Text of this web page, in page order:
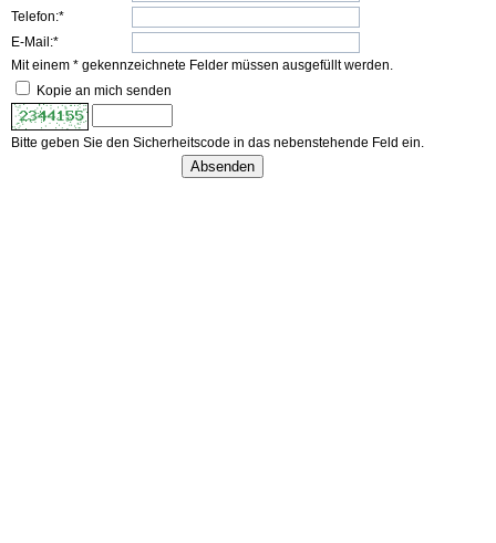
Telefon:*
E-Mail:*
Mit einem * gekennzeichnete Felder müssen ausgefüllt werden.
Kopie an mich senden
Bitte geben Sie den Sicherheitscode in das nebenstehende Feld ein.